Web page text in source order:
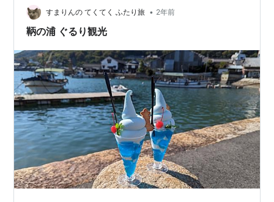
すまりんの てくてく ふたり旅 • 2年前
鞆の浦 ぐるり観光